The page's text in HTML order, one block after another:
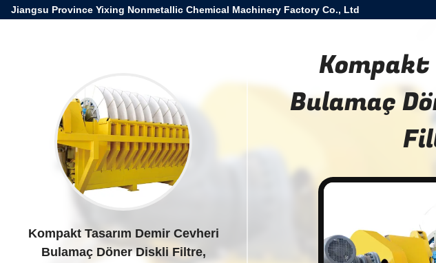
Jiangsu Province Yixing Nonmetallic Chemical Machinery Factory Co., Ltd
Kompakt Tasarım Demir Cevheri
Bulamaç Döner Diskli Filtre,
Kompakt
Bulamaç